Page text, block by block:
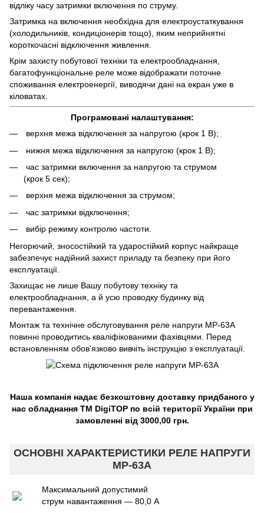
відліку часу затримки включення по струму.
Затримка на включення необхідна для електроустаткування
(холодильників, кондиціонерів тощо), яким неприйнятні
короткочасні відключення живлення.
Крім захисту побутової техніки та електрообладнання,
багатофункціональне реле може відображати поточне
споживання електроенергії, виводячи дані на екран уже в
кіловатах.
Програмовані налаштування:
верхня межа відключення за напругою (крок 1 В);
нижня межа відключення за напругою (крок 1 В);
час затримки включення за напругою та струмом
(крок 5 сек);
верхня межа відключення за струмом;
час затримки відключення;
вибір режиму контролю частоти.
Негорючий, зносостійкий та ударостійкий корпус найкраще
забезпечує надійний захист приладу та безпеку при його
експлуатації.
Захищає не лише Вашу побутову техніку та
електрообладнання, а й усю проводку будинку від
перевантаження.
Монтаж та технічне обслуговування реле напруги МР-63A
повинні проводитись кваліфікованими фахівцями. Перед
встановленням обов'язково вивчіть інструкцію з експлуатації.
Наша компанія надає безкоштовну доставку придбаного у
нас обладнання TM DigiTOP по всій території України при
замовленні від 3000,00 грн.
ОСНОВНІ ХАРАКТЕРИСТИКИ РЕЛЕ НАПРУГИ
МР-63A
Максимальний допустимий
струм навантаження — 80,0 А